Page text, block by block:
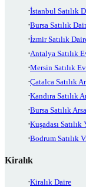
İstanbul Satılık
Bursa Satılık
İzmir Satılık
Antalya Satılık
Mersin Satılık Ev
Çatalca Satılık
Kandıra Satılık
Bursa Satılık Arsa
Kuşadası Satılık
Bodrum Satılık
Kiralık
Kiralık Daire